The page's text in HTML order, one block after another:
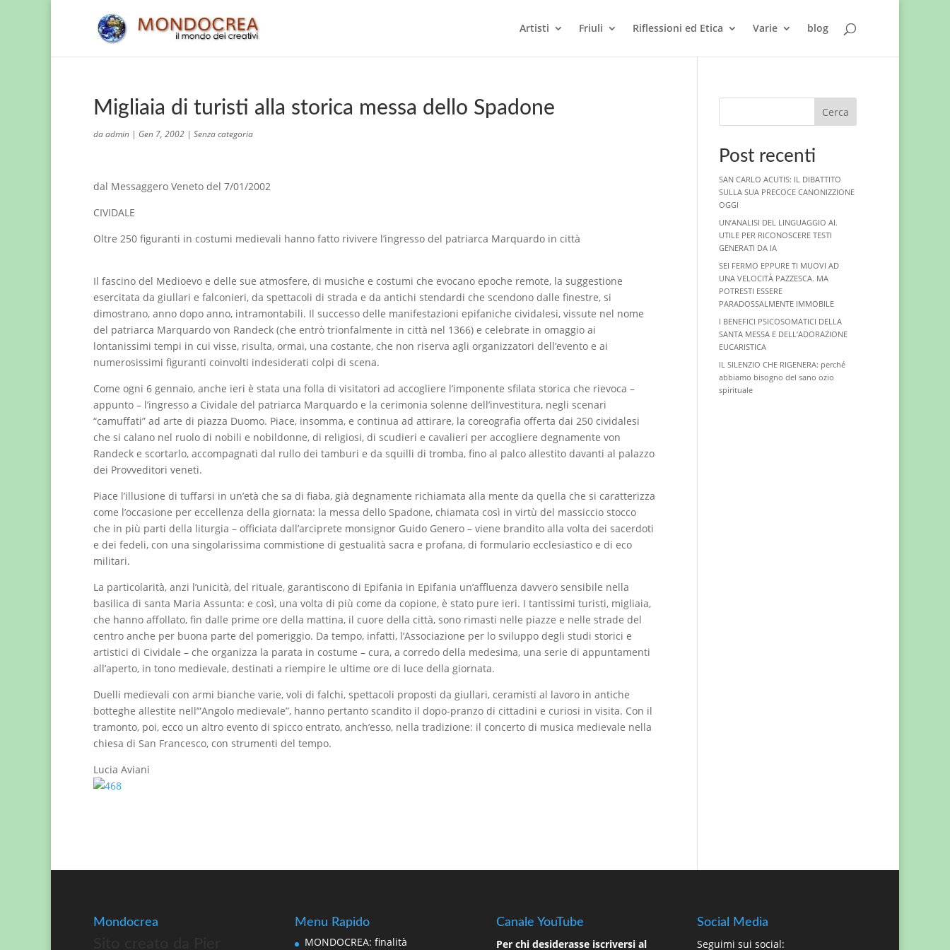
Artisti Friuli Riflessioni ed Etica Varie blog
Migliaia di turisti alla storica messa dello Spadone
daadmin | Gen 7, 2002 | Senza categoria
dal Messaggero Veneto del 7/01/2002
CIVIDALE
Oltre 250 figuranti in costumi medievali hanno fatto rivivere l’ingresso del patriarca Marquardo in città
Il fascino del Medioevo e delle sue atmosfere, di musiche e costumi che evocano epoche remote, la suggestione
esercitata da giullari e falconieri, da spettacoli di strada e da antichi stendardi che scendono dalle finestre, si
dimostrano, anno dopo anno, intramontabili. Il successo delle manifestazioni epifaniche cividalesi, vissute nel nome
del patriarca Marquardo von Randeck (che entrò trionfalmente in città nel 1366) e celebrate in omaggio ai
lontanissimi tempi in cui visse, risulta, ormai, una costante, che non riserva agli organizzatori dell’evento e ai
numerosissimi figuranti coinvolti indesiderati colpi di scena.
Come ogni 6 gennaio, anche ieri è stata una folla di visitatori ad accogliere l’imponente sfilata storica che rievoca –
appunto – l’ingresso a Cividale del patriarca Marquardo e la cerimonia solenne dell’investitura, negli scenari
“camuffati” ad arte di piazza Duomo. Piace, insomma, e continua ad attirare, la coreografia offerta dai 250 cividalesi
che si calano nel ruolo di nobili e nobildonne, di religiosi, di scudieri e cavalieri per accogliere degnamente von
Randeck e scortarlo, accompagnati dal rullo dei tamburi e da squilli di tromba, fino al palco allestito davanti al palazzo
dei Provveditori veneti.
Piace l’illusione di tuffarsi in un’età che sa di fiaba, già degnamente richiamata alla mente da quella che si caratterizza
come l’occasione per eccellenza della giornata: la messa dello Spadone, chiamata così in virtù del massiccio stocco
che in più parti della liturgia – officiata dall’arciprete monsignor Guido Genero – viene brandito alla volta dei sacerdoti
e dei fedeli, con una singolarissima commistione di gestualità sacra e profana, di formulario ecclesiastico e di eco
militari.
La particolarità, anzi l’unicità, del rituale, garantiscono di Epifania in Epifania un’affluenza davvero sensibile nella
basilica di santa Maria Assunta: e così, una volta di più come da copione, è stato pure ieri. I tantissimi turisti, migliaia,
che hanno affollato, fin dalle prime ore della mattina, il cuore della città, sono rimasti nelle piazze e nelle strade del
centro anche per buona parte del pomeriggio. Da tempo, infatti, l’Associazione per lo sviluppo degli studi storici e
artistici di Cividale – che organizza la parata in costume – cura, a corredo della medesima, una serie di appuntamenti
all’aperto, in tono medievale, destinati a riempire le ultime ore di luce della giornata.
Duelli medievali con armi bianche varie, voli di falchi, spettacoli proposti da giullari, ceramisti al lavoro in antiche
botteghe allestite nell’”Angolo medievale”, hanno pertanto scandito il dopo-pranzo di cittadini e curiosi in visita. Con il
tramonto, poi, ecco un altro evento di spicco entrato, anch’esso, nella tradizione: il concerto di musica medievale nella
chiesa di San Francesco, con strumenti del tempo.
Lucia Aviani
Cerca
Post recenti
SAN CARLO ACUTIS: IL DIBATTITO
SULLA SUA PRECOCE CANONIZZIONE
OGGI
UN’ANALISI DEL LINGUAGGIO AI.
UTILE PER RICONOSCERE TESTI
GENERATI DA IA
SEI FERMO EPPURE TI MUOVI AD
UNA VELOCITÀ PAZZESCA. MA
POTRESTI ESSERE
PARADOSSALMENTE IMMOBILE
I BENEFICI PSICOSOMATICI DELLA
SANTA MESSA E DELL’ADORAZIONE
EUCARISTICA
IL SILENZIO CHE RIGENERA: perché
abbiamo bisogno del sano ozio
spirituale
Mondocrea Menu Rapido
MONDOCREA: finalità
Canale YouTube
Per chi desiderasse iscriversi al
Social Media
Seguimi sui social: